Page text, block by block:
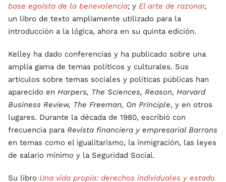
base egoísta de la benevolencia; y El arte de razonar,
un libro de texto ampliamente utilizado para la
introducción a la lógica, ahora en su quinta edición.
Kelley ha dado conferencias y ha publicado sobre una
amplia gama de temas políticos y culturales. Sus
artículos sobre temas sociales y políticas públicas han
aparecido en Harpers, The Sciences, Reason, Harvard
Business Review, The Freeman, On Principle, y en otros
lugares. Durante la década de 1980, escribió con
frecuencia para Revista financiera y empresarial Barrons
en temas como el igualitarismo, la inmigración, las leyes
de salario mínimo y la Seguridad Social.
Su libro Una vida propia: derechos individuales y estado